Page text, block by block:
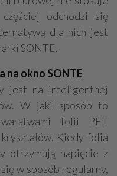
odchodzi się
dla nich jest
SONTE.
okno SONTE
jest na inteligentnej
W jaki sposób to
warstwami folii PET
Kiedy folia
otrzymują napięcie z
w sposób regularny,